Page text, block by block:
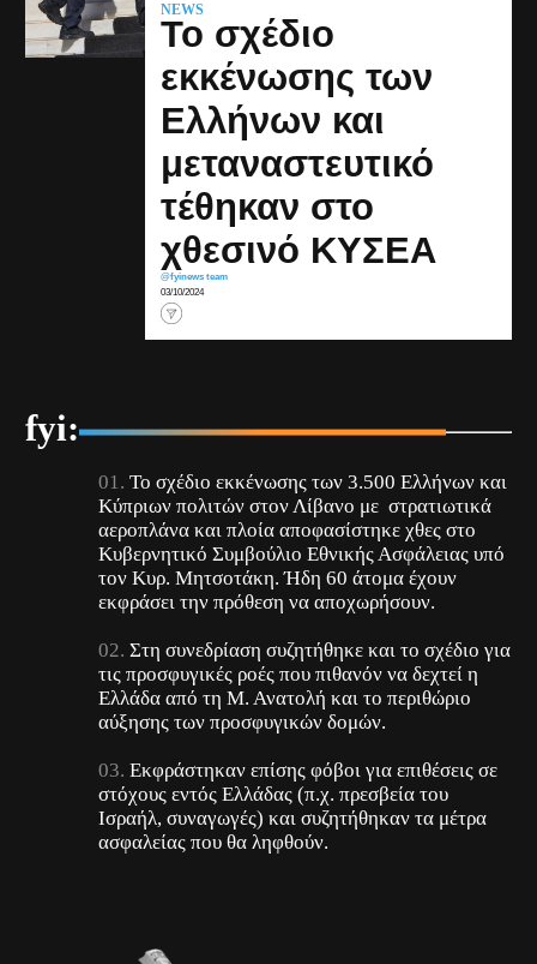
NEWS
Το σχέδιο
εκκένωσης των
Ελλήνων και
μεταναστευτικό
τέθηκαν στο
χθεσινό ΚΥΣΕΑ
@fyinews team
03/10/2024
fyi:
Το σχέδιο εκκένωσης των 3.500 Ελλήνων και
Κύπριων πολιτών στον Λίβανο με στρατιωτικά
αεροπλάνα και πλοία αποφασίστηκε χθες στο
Κυβερνητικό Συμβούλιο Εθνικής Ασφάλειας υπό
τον Κυρ. Μητσοτάκη. Ήδη 60 άτομα έχουν
εκφράσει την πρόθεση να αποχωρήσουν.
Στη συνεδρίαση συζητήθηκε και το σχέδιο για
τις προσφυγικές ροές που πιθανόν να δεχτεί η
Ελλάδα από τη Μ. Ανατολή και το περιθώριο
αύξησης των προσφυγικών δομών.
Εκφράστηκαν επίσης φόβοι για επιθέσεις σε
στόχους εντός Ελλάδας (π.χ. πρεσβεία του
Ισραήλ, συναγωγές) και συζητήθηκαν τα μέτρα
ασφαλείας που θα ληφθούν.